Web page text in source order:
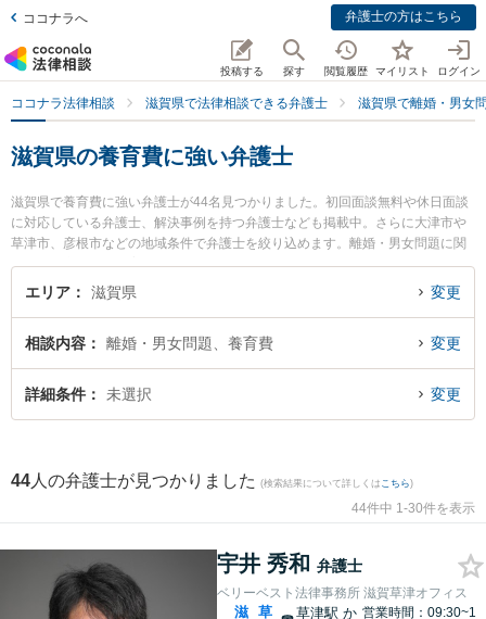
ココナラへ 弁護士の方はこちら
投稿する 探す 閲覧履歴 マイリスト ログイン
ココナラ法律相談 滋賀県で法律相談できる弁護士 滋賀県で離婚・男女
滋賀県の養育費に強い弁護士
滋賀県で養育費に強い弁護士が44名見つかりました。初回面談無料や休日面談
に対応している弁護士、解決事例を持つ弁護士なども掲載中。さらに大津市や
草津市、彦根市などの地域条件で弁護士を絞り込めます。離婚・男女問題に関
係する財産分与や養育費、親権等の細かな分野での絞り込み検索もでき便利で
す。特にベリーベスト法律事務所 滋賀草津オフィスの宇井 秀和弁護士やことう
法律事務所の藤田 祐介弁護士、湖南竜王法律事務所の勢川 琢也弁護士のプロフ
間に発生した養育費のトラブルを今すぐに弁護士に相談したい』『養育費のト
ラブル解決の実績豊富な近くの弁護士を検索したい』『初回相談無料で養育費
を法律相談できる滋賀県内の弁護士に相談予約したい』などでお困りの相談者
エリア 滋賀県 変更
相談内容 離婚・男女問題、養育費 変更
詳細条件 未選択 変更
44 人の弁護士が見つかりました (検索結果について詳しくは こちら)
44件中 1-30件を表示
宇井 秀和 弁護士
ベリーベスト法律事務所 滋賀草津オフィス
滋
草
草津駅か 営業時間：09:30~1